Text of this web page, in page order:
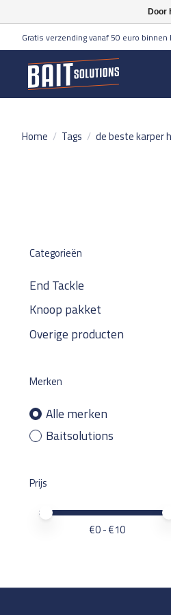
Gratis verzending vanaf 50 euro
Home / Tags / de beste karper
Categorieën
End Tackle
Knoop pakket
Overige producten
Merken
Alle merken
Baitsolutions
Prijs
Minimale prijswaarde
Price maximum value
€0- €10
Door